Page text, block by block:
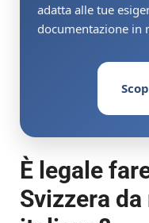
adatta alle tue
documentazione in
È legale
Svizzera